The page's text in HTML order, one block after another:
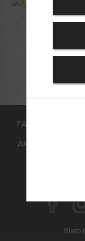
FAHRSCHULE
AKTUELLES
Bleib